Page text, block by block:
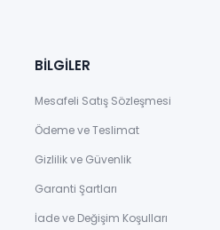
BİLGİLER
Mesafeli Satış Sözleşmesi
Ödeme ve Teslimat
Gizlilik ve Güvenlik
Garanti Şartları
İade ve Değişim Koşulları